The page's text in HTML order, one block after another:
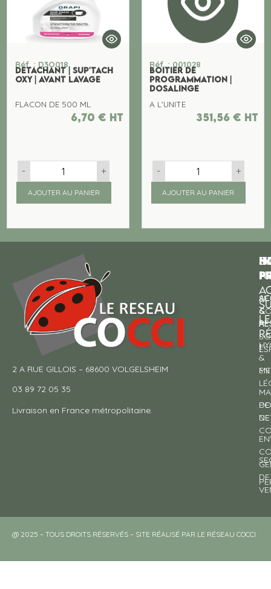
Réf. : D3O018
DETACHANT | SUP'TACH
OXY | AVANT LAVAGE
FLACON DE 500 ML
6,70 € ht
- +
AJOUTER AU PANIER
Réf. : 001028
BOITIER DE
PROGRAMMATION |
DOSALINGE
A L'UNITE
351,56 € ht
- +
AJOUTER AU PANIER
2 A RUE GILLOIS – 68600 VOLGELSHEIM
03 89 72 05 35
Livraison en France métropolitaine.
&
&
DE
SE
À
DE
DE
!
@ 2025 – TOUS DROITS RÉSERVÉS – SITE RÉALISÉ PAR LE RÉSEAU COCCI